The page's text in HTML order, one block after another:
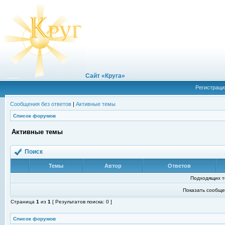
Сайт «Круга»
Сообщения без ответов | Активные темы
Список форумов
Активные темы
Поиск
Темы Автор Ответов
Подходящих
Показать
Страница 1 из 1 [ Результатов поиска: 0 ]
Список форумов